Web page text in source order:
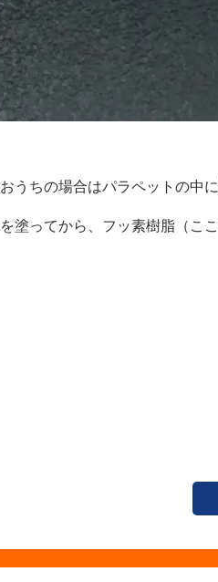
うちの場合はパラペットの中
塗ってから、フッ素樹脂（こ